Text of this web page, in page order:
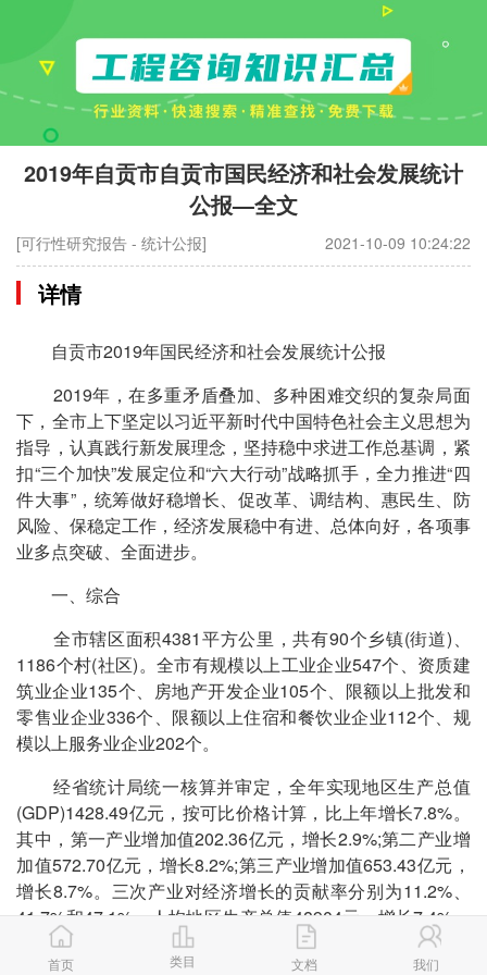
2019年自贡市自贡市国民经济和社会发展统计
公报—全文
[可行性研究报告 - 统计公报] 2021-10-09 10:24:22
详情
自贡市2019年国民经济和社会发展统计公报
2019年，在多重矛盾叠加、多种困难交织的复杂局面
下，全市上下坚定以习近平新时代中国特色社会主义思想为
指导，认真践行新发展理念，坚持稳中求进工作总基调，紧
扣“三个加快”发展定位和“六大行动”战略抓手，全力推进“四
件大事”，统筹做好稳增长、促改革、调结构、惠民生、防
风险、保稳定工作，经济发展稳中有进、总体向好，各项事
业多点突破、全面进步。
一、综合
全市辖区面积4381平方公里，共有90个乡镇(街道)、
1186个村(社区)。全市有规模以上工业企业547个、资质建
筑业企业135个、房地产开发企业105个、限额以上批发和
零售业企业336个、限额以上住宿和餐饮业企业112个、规
模以上服务业企业202个。
经省统计局统一核算并审定，全年实现地区生产总值
(GDP)1428.49亿元，按可比价格计算，比上年增长7.8%。
其中，第一产业增加值202.36亿元，增长2.9%;第二产业增
加值572.70亿元，增长8.2%;第三产业增加值653.43亿元，
增长8.7%。三次产业对经济增长的贡献率分别为11.2%、
41.7%和47.1%。人均地区生产总值48904元，增长7.4%。
三次产业结构由上年的14.4:40.0:45.6调整为
14.2:40.1:45.7。
首页 类目 文档 我们